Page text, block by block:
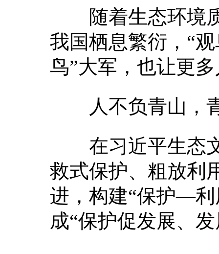
随着生态环境质
我国栖息繁衍，“
鸟”大军，也让更
人不负青山，
在习近平生态文
救式保护、粗放利
进，构建“保护—
成“保护促发展、